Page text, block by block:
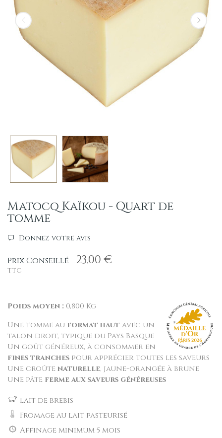
Matocq Kaïkou - Quart de
tomme
Donnez votre avis
Prix Conseillé 23,00 €
TTC
Poids moyen : 0,800 Kg
Une tomme au format haut avec un
talon droit, typique du Pays Basque
Un goût généreux, à consommer en
fines tranches pour apprécier toutes les saveurs
Une croûtenaturelle, jaune-orangée à brune
Une pâte ferme aux saveurs généreuses
Lait de brebis
Fromage au lait pasteurisé
Affinage minimum 5 mois